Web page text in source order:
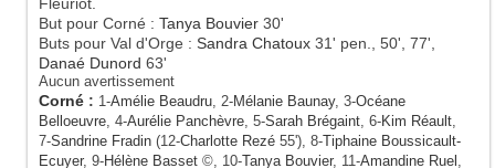
But pour Corné : Tanya Bouvier 30'
Buts pour Val d'Orge : Sandra Chatoux 31' pen., 50', 77',
Danaé Dunord 63'
Aucun avertissement
Corné : 1-Amélie Beaudru, 2-Mélanie Baunay, 3-Océane
Belloeuvre, 4-Aurélie Panchèvre, 5-Sarah Brégaint, 6-Kim Réault,
7-Sandrine Fradin (12-Charlotte Rezé 55'), 8-Tiphaine Boussicault-
Ecuyer, 9-Hélène Basset ©, 10-Tanya Bouvier, 11-Amandine Ruel ,